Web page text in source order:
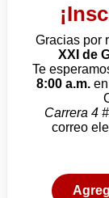
Gracias por
XXI de
Te
8:00 a.m.
Carrera 4
correo